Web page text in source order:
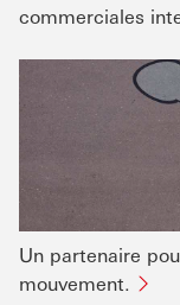
commerciales
Un partenaire
mouvement.